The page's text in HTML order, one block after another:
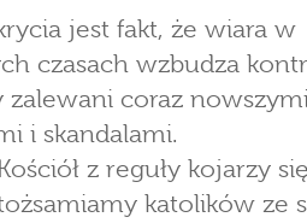
jest fakt, że wiara w
czasach wzbudza
zalewani coraz
i skandalami.
z reguły kojarzy
katolików ze